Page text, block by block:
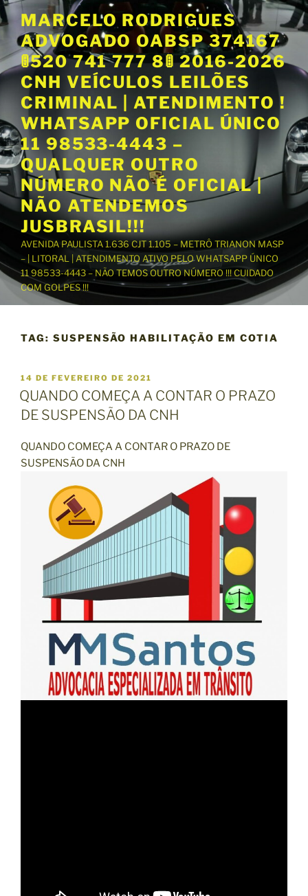
P
u
a
r
r
a
o
c
o
n
t
ú
d
MARCELO RODRIGUES
ADVOGADO OABSP 374167
🚦520 741 777 8🚦 2016-2026
CNH VEÍCULOS LEILÕES
CRIMINAL | ATENDIMENTO !
WHATSAPP OFICIAL ÚNICO
11 98533-4443 –
QUALQUER OUTRO
NÚMERO NÃO É OFICIAL |
NÃO ATENDEMOS
JUSBRASIL!!!
AVENIDA PAULISTA 1.636 CJT 1.105 – METRÔ TRIANON MASP
– | LITORAL | ATENDIMENTO ATIVO PELO WHATSAPP ÚNICO
11 98533-4443 – NÃO TEMOS OUTRO NÚMERO !!! CUIDADO
COM GOLPES !!!
TAG: SUSPENSÃO HABILITAÇÃO EM COTIA
P
U
B
A
D
14 DE FEVEREIRO DE 2021
QUANDO COMEÇA A CONTAR O PRAZO
DE SUSPENSÃO DA CNH
QUANDO COMEÇA A CONTAR O PRAZO DE
SUSPENSÃO DA CNH